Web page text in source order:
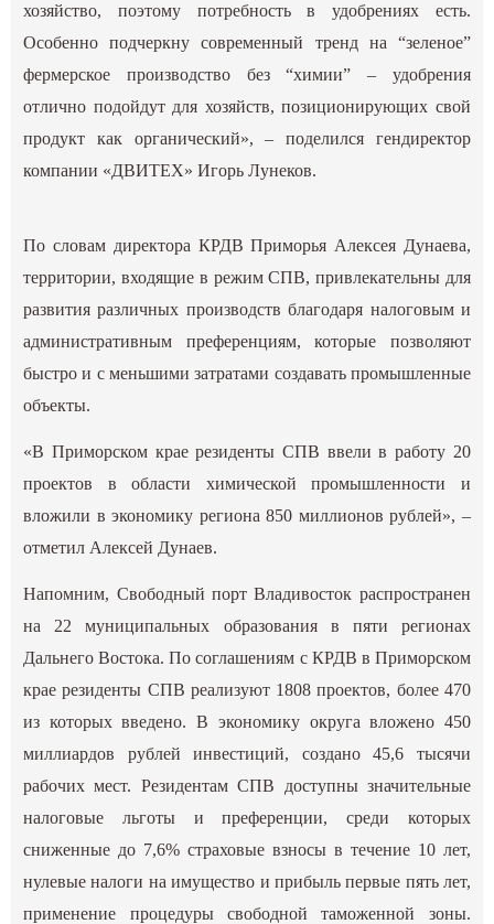
хозяйство, поэтому потребность в удобрениях есть.
Особенно подчеркну современный тренд на “зеленое”
фермерское производство без “химии” – удобрения
отлично подойдут для хозяйств, позиционирующих свой
продукт как органический», – поделился гендиректор
компании «ДВИТЕХ» Игорь Лунеков.
По словам директора КРДВ Приморья Алексея Дунаева,
территории, входящие в режим СПВ, привлекательны для
развития различных производств благодаря налоговым и
административным преференциям, которые позволяют
быстро и с меньшими затратами создавать промышленные
объекты.
«В Приморском крае резиденты СПВ ввели в работу 20
проектов в области химической промышленности и
вложили в экономику региона 850 миллионов рублей», –
отметил Алексей Дунаев.
Напомним, Свободный порт Владивосток распространен
на 22 муниципальных образования в пяти регионах
Дальнего Востока. По соглашениям с КРДВ в Приморском
крае резиденты СПВ реализуют 1808 проектов, более 470
из которых введено. В экономику округа вложено 450
миллиардов рублей инвестиций, создано 45,6 тысячи
рабочих мест. Резидентам СПВ доступны значительные
налоговые льготы и преференции, среди которых
сниженные до 7,6% страховые взносы в течение 10 лет,
нулевые налоги на имущество и прибыль первые пять лет,
применение процедуры свободной таможенной зоны.